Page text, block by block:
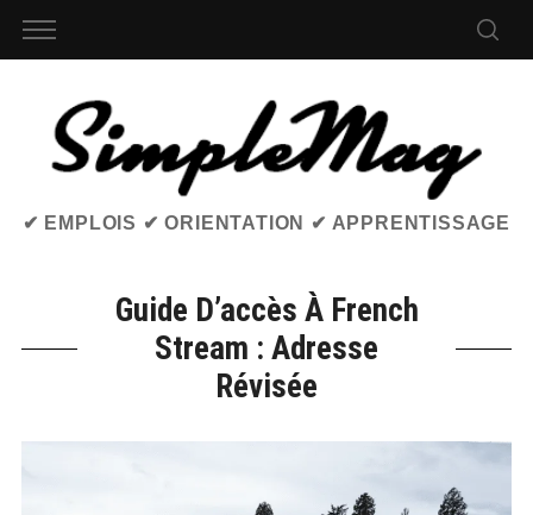
✔ EMPLOIS ✔ ORIENTATION ✔ APPRENTISSAGE
Guide D’accès À French
Stream : Adresse
Révisée